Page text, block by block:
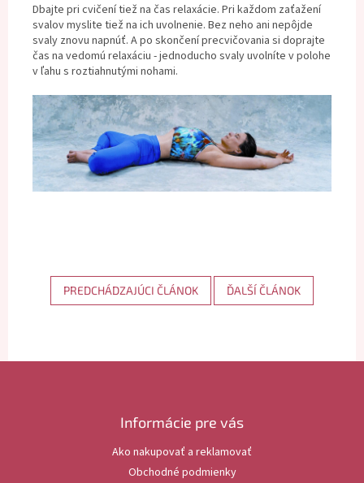
Dbajte pri cvičení tiež na čas relaxácie. Pri každom zaťažení
svalov myslite tiež na ich uvolnenie. Bez neho ani nepôjde
svaly znovu napnúť. A po skončení precvičovania si doprajte
čas na vedomú relaxáciu - jednoducho svaly uvolníte v polohe
v ľahu s roztiahnutými nohami.
PREDCHÁDZAJÚCI ČLÁNOK ĎALŠÍ ČLÁNOK
Informácie pre vás
Ako nakupovať a reklamovať
Obchodné podmienky